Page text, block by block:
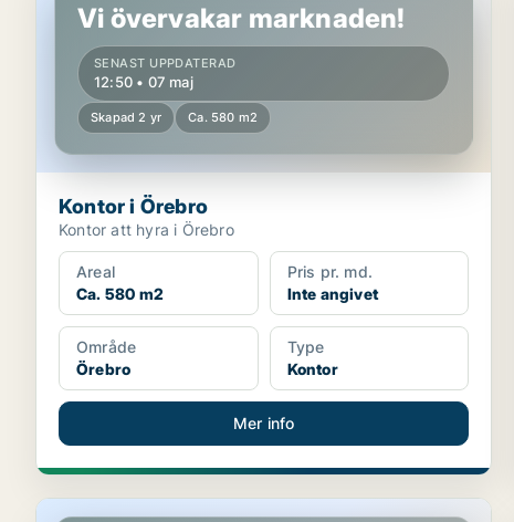
Vi övervakar marknaden!
SENAST UPPDATERAD
12:50 • 07 maj
Skapad 2 yr Ca. 580 m2
Kontor i Örebro
Kontor att hyra i Örebro
Areal
Ca. 580 m2
Pris pr. md.
Inte angivet
Område
Örebro
Type
Kontor
Mer info
Kontor i Örebro